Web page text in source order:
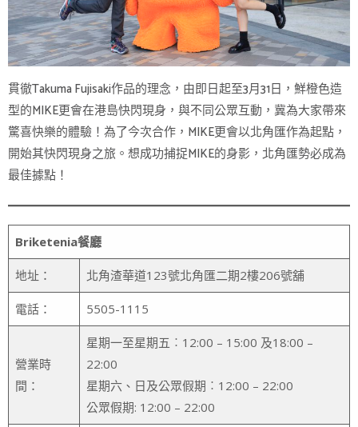
貫徹Takuma Fujisaki作品的理念，由即日起至3月31日，鮮橙色造
型的MIKE更會在港島快閃現身，與不同公眾互動，冀為大家帶來
驚喜快樂的體驗！為了今次合作，MIKE更會以北角匯作為起點，
開始其快閃現身之旅。想成功捕捉MIKE的身影，北角匯勢必成為
最佳據點！
Briketenia餐廳
地址： 北角渣華道123號北角匯二期2樓206號舖
電話： 5505-1115
營業時
間：
星期一至星期五︰12:00 – 15:00 及18:00 –
22:00
星期六、日及公眾假期︰12:00 – 22:00
公眾假期: 12:00 – 22:00